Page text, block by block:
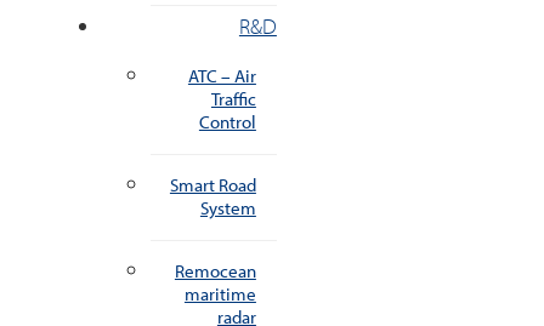
R&D
ATC – Air
Traffic
Control
Smart Road
System
Remocean
maritime
radar